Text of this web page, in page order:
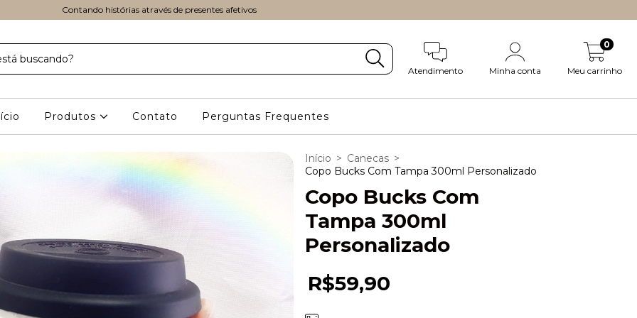
Contando histórias através de presentes afetivos
Atendimento Minha conta Meu carrinho
0
Produtos Contato Perguntas Frequentes
Início > Canecas >
Copo Bucks Com Tampa 300ml Personalizado
Copo Bucks Com
Tampa 300ml
Personalizado
R$59,90